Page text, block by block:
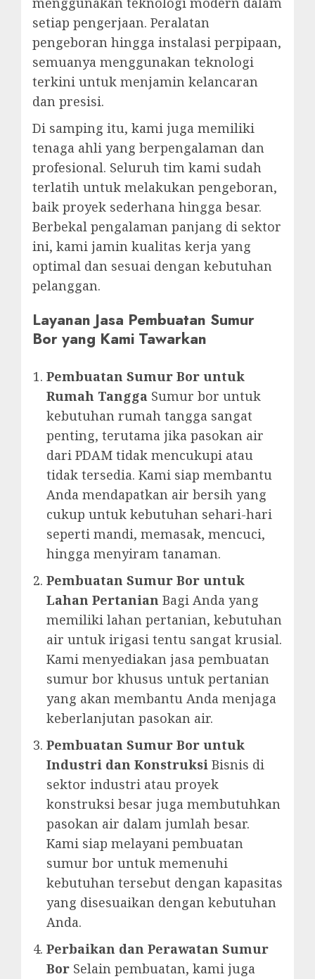
setiap pengerjaan. Peralatan
pengeboran hingga instalasi perpipaan,
semuanya menggunakan teknologi
terkini untuk menjamin kelancaran
dan presisi.
Di samping itu, kami juga memiliki
tenaga ahli yang berpengalaman dan
profesional. Seluruh tim kami sudah
terlatih untuk melakukan pengeboran,
baik proyek sederhana hingga besar.
Berbekal pengalaman panjang di sektor
ini, kami jamin kualitas kerja yang
optimal dan sesuai dengan kebutuhan
pelanggan.
Layanan Jasa Pembuatan Sumur
Bor yang Kami Tawarkan
Pembuatan Sumur Bor untuk
Rumah Tangga Sumur bor untuk
kebutuhan rumah tangga sangat
penting, terutama jika pasokan air
dari PDAM tidak mencukupi atau
tidak tersedia. Kami siap membantu
Anda mendapatkan air bersih yang
cukup untuk kebutuhan sehari-hari
seperti mandi, memasak, mencuci,
hingga menyiram tanaman.
Pembuatan Sumur Bor untuk
Lahan Pertanian Bagi Anda yang
memiliki lahan pertanian, kebutuhan
air untuk irigasi tentu sangat krusial.
Kami menyediakan jasa pembuatan
sumur bor khusus untuk pertanian
yang akan membantu Anda menjaga
keberlanjutan pasokan air.
Pembuatan Sumur Bor untuk
Industri dan Konstruksi Bisnis di
sektor industri atau proyek
konstruksi besar juga membutuhkan
pasokan air dalam jumlah besar.
Kami siap melayani pembuatan
sumur bor untuk memenuhi
kebutuhan tersebut dengan kapasitas
yang disesuaikan dengan kebutuhan
Anda.
Perbaikan dan Perawatan Sumur
Bor Selain pembuatan, kami juga